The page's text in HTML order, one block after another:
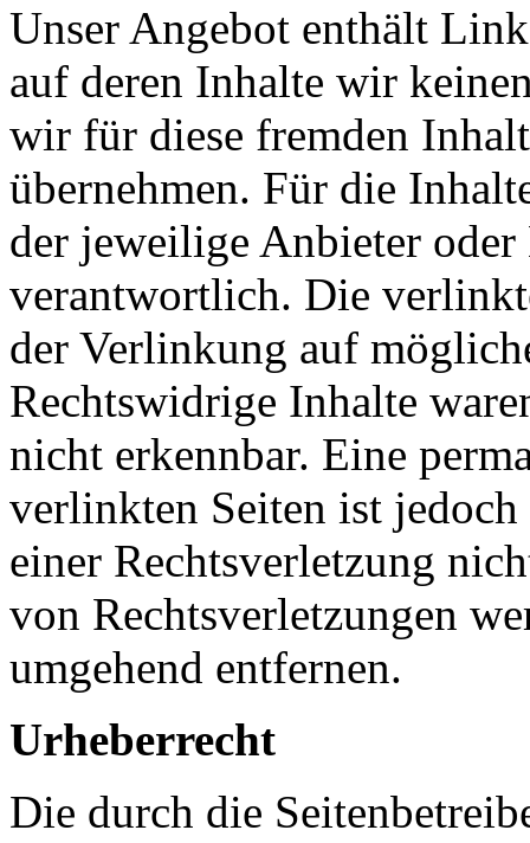
Unser Angebot enthält
auf deren Inhalte wir
wir für diese fremden
übernehmen. Für die
der jeweilige Anbieter oder
verantwortlich. Die
der Verlinkung auf
Rechtswidrige Inhalte
nicht erkennbar. Eine
verlinkten Seiten ist
einer Rechtsverletzung
von Rechtsverletzungen
umgehend entfernen.
Urheberrecht
Die durch die